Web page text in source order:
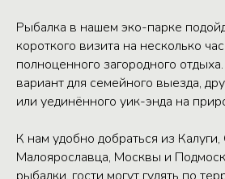
Рыбалка в нашем эко-парке
короткого визита на несколько
полноценного загородного
вариант для семейного выезда,
или уединённого уик-энда на
К нам удобно добраться из
Малоярославца, Москвы и